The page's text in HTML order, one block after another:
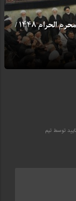
گزارش تصویری مراسم عزاداری دهه اول محرم الحرام 1448 /
توسط تیم